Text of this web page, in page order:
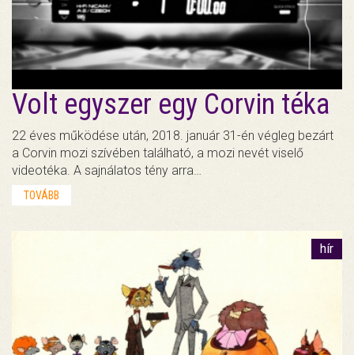
Volt egyszer egy Corvin téka
22 éves működése után, 2018. január 31-én végleg bezárt
a Corvin mozi szívében található, a mozi nevét viselő
videotéka. A sajnálatos tény arra…
TOVÁBB
hír